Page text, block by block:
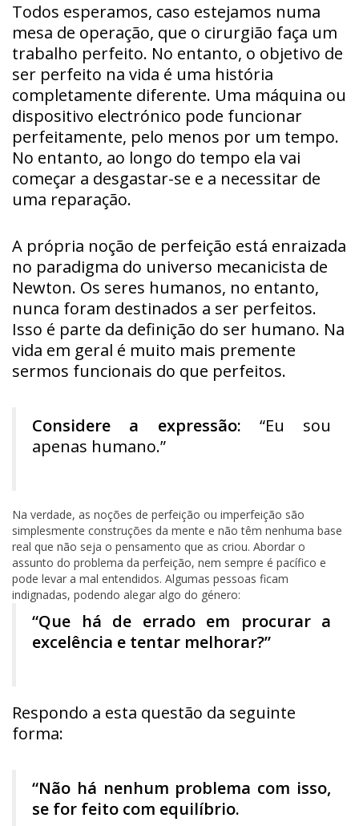
Todos esperamos, caso estejamos numa
mesa de operação, que o cirurgião faça um
trabalho perfeito. No entanto, o objetivo de
ser perfeito na vida é uma história
completamente diferente. Uma máquina ou
dispositivo electrónico pode funcionar
perfeitamente, pelo menos por um tempo.
No entanto, ao longo do tempo ela vai
começar a desgastar-se e a necessitar de
uma reparação.
A própria noção de perfeição está enraizada
no paradigma do universo mecanicista de
Newton. Os seres humanos, no entanto,
nunca foram destinados a ser perfeitos.
Isso é parte da definição do ser humano. Na
vida em geral é muito mais premente
sermos funcionais do que perfeitos.
Considere a expressão: “Eu sou
apenas humano.”
Na verdade, as noções de perfeição ou imperfeição são
simplesmente construções da mente e não têm nenhuma base
real que não seja o pensamento que as criou. Abordar o
assunto do problema da perfeição, nem sempre é pacífico e
pode levar a mal entendidos. Algumas pessoas ficam
indignadas, podendo alegar algo do género:
“Que há de errado em procurar a
excelência e tentar melhorar?”
Respondo a esta questão da seguinte
forma:
“Não há nenhum problema com isso,
se for feito com equilíbrio.